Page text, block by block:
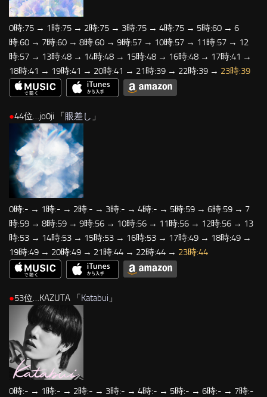
0時:75 → 1時:75 → 2時:75 → 3時:75 → 4時:75 → 5時:60 → 6
時:60 → 7時:60 → 8時:60 → 9時:57 → 10時:57 → 11時:57 → 12
時:57 → 13時:48 → 14時:48 → 15時:48 → 16時:48 → 17時:41 →
18時:41 → 19時:41 → 20時:41 → 21時:39 → 22時:39 → 23時:39
●44位…jo0ji 「 眼差し 」
0時:- → 1時:- → 2時:- → 3時:- → 4時:- → 5時:59 → 6時:59 → 7
時:59 → 8時:59 → 9時:56 → 10時:56 → 11時:56 → 12時:56 → 13
時:53 → 14時:53 → 15時:53 → 16時:53 → 17時:49 → 18時:49 →
19時:49 → 20時:49 → 21時:44 → 22時:44 → 23時:44
●53位…KAZUTA 「Katabui 」
0時:- → 1時:- → 2時:- → 3時:- → 4時:- → 5時:- → 6時:- → 7時:-